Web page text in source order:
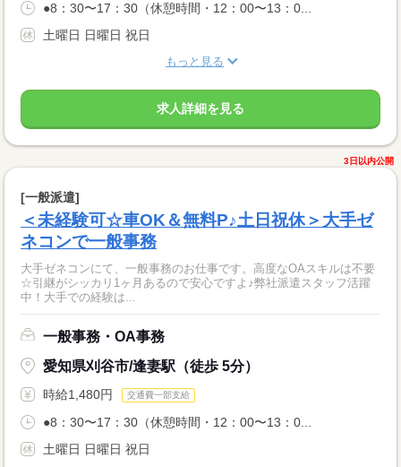
●8：30〜17：30（休憩時間・12：00〜13：0...
土曜日 日曜日 祝日
もっと見る
求人詳細を見る
3日以内公開
[一般派遣]
＜未経験可☆車OK＆無料P♪土日祝休＞大手ゼ
ネコンで一般事務
大手ゼネコンにて、一般事務のお仕事です。高度なOAスキルは不要
☆引継がシッカリ1ヶ月あるので安心ですよ♪弊社派遣スタッフ活躍
中！大手での経験は...
一般事務・OA事務
愛知県刈谷市/逢妻駅（徒歩 5分）
時給1,480円 交通費一部支給
●8：30〜17：30（休憩時間・12：00〜13：0...
土曜日 日曜日 祝日